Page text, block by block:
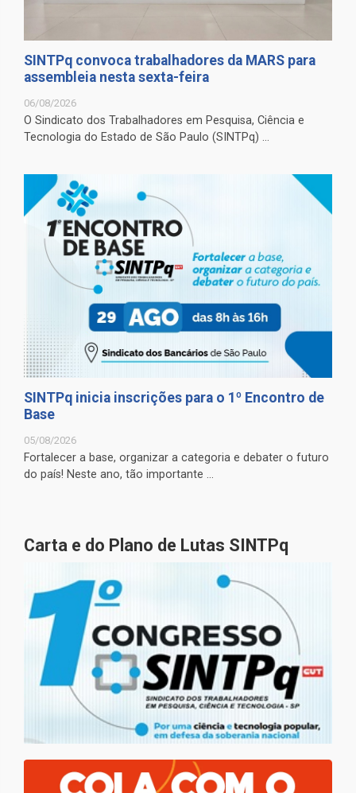
SINTPq convoca trabalhadores da MARS para
assembleia nesta sexta-feira
06/08/2026
O Sindicato dos Trabalhadores em Pesquisa, Ciência e
Tecnologia do Estado de São Paulo (SINTPq) ...
SINTPq inicia inscrições para o 1º Encontro de
Base
05/08/2026
Fortalecer a base, organizar a categoria e debater o futuro
do país! Neste ano, tão importante ...
Carta e do Plano de Lutas SINTPq